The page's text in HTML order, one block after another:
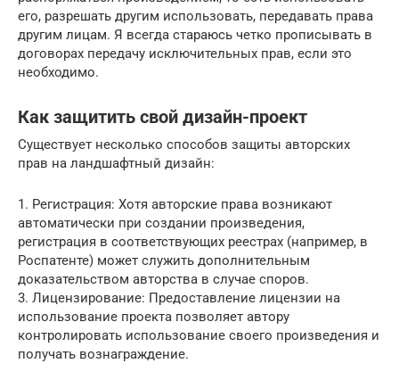
его, разрешать другим использовать, передавать права
другим лицам. Я всегда стараюсь четко прописывать в
договорах передачу исключительных прав, если это
необходимо.
Как защитить свой дизайн-проект
Существует несколько способов защиты авторских
прав на ландшафтный дизайн:
1. Регистрация: Хотя авторские права возникают
автоматически при создании произведения,
регистрация в соответствующих реестрах (например, в
Роспатенте) может служить дополнительным
доказательством авторства в случае споров.
3. Лицензирование: Предоставление лицензии на
использование проекта позволяет автору
контролировать использование своего произведения и
получать вознаграждение.